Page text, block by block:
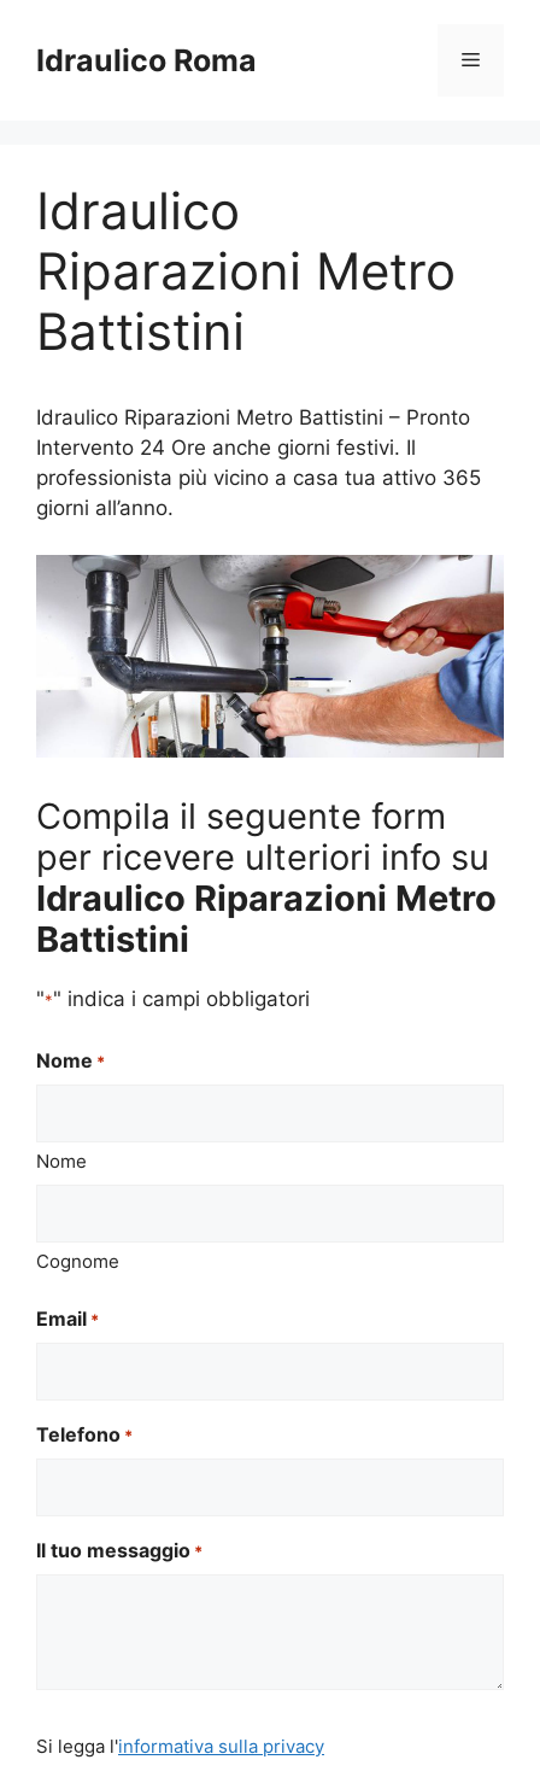
contenuto
Idraulico Roma Menu
Idraulico
Riparazioni Metro
Battistini
Idraulico Riparazioni Metro Battistini – Pronto
Intervento 24 Ore anche giorni festivi. Il
professionista più vicino a casa tua attivo 365
giorni all’anno.
Compila il seguente form
per ricevere ulteriori info su
Idraulico Riparazioni Metro
Battistini
"*" indica i campi obbligatori
Nome *
Nome
Cognome
Email *
Telefono *
Il tuo messaggio *
legga
Si legga l'informativa sulla privacy